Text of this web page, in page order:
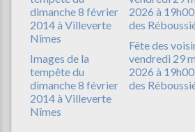
Images de la
tempête du
dimanche 8 février
2014 à Villeverte
Nîmes
Fête des
vendredi 29
2026 à
des